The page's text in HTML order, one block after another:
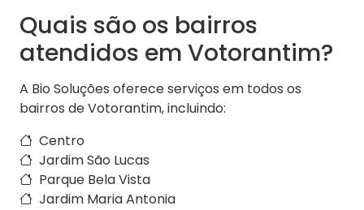
Quais são os bairros
atendidos em Votorantim?
A Bio Soluções oferece serviços em todos os
bairros de Votorantim, incluindo:
Centro
Jardim São Lucas
Parque Bela Vista
Jardim Maria Antonia